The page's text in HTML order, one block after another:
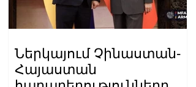
Ներկայում Չինաստան-
Հայաստան